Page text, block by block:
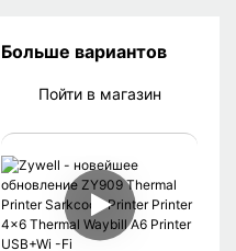
Больше вариантов
Пойти в магазин